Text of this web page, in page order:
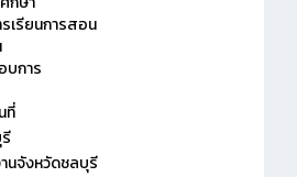
เรียนการสอน
บการ
ที่
นจังหวัดชลบุรี